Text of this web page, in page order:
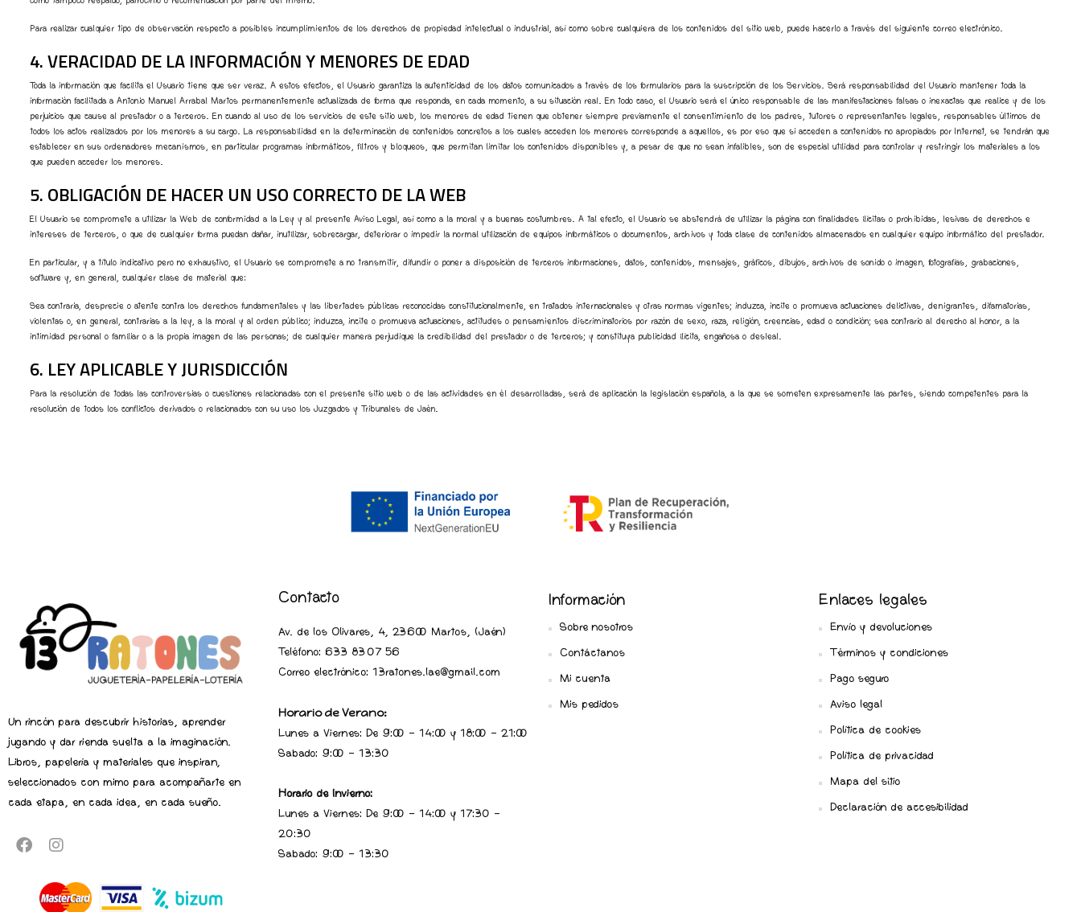
Para realizar cualquier tipo de observación respecto a posibles incumplimientos de los derechos de propiedad intelectual o industrial, así como sobre cualquiera de los contenidos del sitio web, puede hacerlo a través del siguiente correo electrónico.
4. VERACIDAD DE LA INFORMACIÓN Y MENORES DE EDAD
Toda la información que facilita el Usuario tiene que ser veraz. A estos efectos, el Usuario garantiza la autenticidad de los datos comunicados a través de los formularios para la suscripción de los Servicios. Será responsabilidad del Usuario mantener toda la
información facilitada a Antonio Manuel Arrabal Martos permanentemente actualizada de forma que responda, en cada momento, a su situación real. En todo caso, el Usuario será el único responsable de las manifestaciones falsas o inexactas que realice y de los
perjuicios que cause al prestador o a terceros. En cuando al uso de los servicios de este sitio web, los menores de edad tienen que obtener siempre previamente el consentimiento de los padres, tutores o representantes legales, responsables últimos de
todos los actos realizados por los menores a su cargo. La responsabilidad en la determinación de contenidos concretos a los cuales acceden los menores corresponde a aquellos, es por eso que si acceden a contenidos no apropiados por Internet, se tendrán que
establecer en sus ordenadores mecanismos, en particular programas informáticos, filtros y bloqueos, que permitan limitar los contenidos disponibles y, a pesar de que no sean infalibles, son de especial utilidad para controlar y restringir los materiales a los
que pueden acceder los menores.
5. OBLIGACIÓN DE HACER UN USO CORRECTO DE LA WEB
El Usuario se compromete a utilizar la Web de conformidad a la Ley y al presente Aviso Legal, así como a la moral y a buenas costumbres. A tal efecto, el Usuario se abstendrá de utilizar la página con finalidades ilícitas o prohibidas, lesivas de derechos e
intereses de terceros, o que de cualquier forma puedan dañar, inutilizar, sobrecargar, deteriorar o impedir la normal utilización de equipos informáticos o documentos, archivos y toda clase de contenidos almacenados en cualquier equipo informático del prestador.
En particular, y a título indicativo pero no exhaustivo, el Usuario se compromete a no transmitir, difundir o poner a disposición de terceros informaciones, datos, contenidos, mensajes, gráficos, dibujos, archivos de sonido o imagen, fotografías, grabaciones,
software y, en general, cualquier clase de material que:
Sea contraria, desprecie o atente contra los derechos fundamentales y las libertades públicas reconocidas constitucionalmente, en tratados internacionales y otras normas vigentes; induzca, incite o promueva actuaciones delictivas, denigrantes, difamatorias,
violentas o, en general, contrarias a la ley, a la moral y al orden público; induzca, incite o promueva actuaciones, actitudes o pensamientos discriminatorios por razón de sexo, raza, religión, creencias, edad o condición; sea contrario al derecho al honor, a la
intimidad personal o familiar o a la propia imagen de las personas; de cualquier manera perjudique la credibilidad del prestador o de terceros; y constituya publicidad ilícita, engañosa o desleal.
6. LEY APLICABLE Y JURISDICCIÓN
Para la resolución de todas las controversias o cuestiones relacionadas con el presente sitio web o de las actividades en él desarrolladas, será de aplicación la legislación española, a la que se someten expresamente las partes, siendo competentes para la
resolución de todos los conflictos derivados o relacionados con su uso los Juzgados y Tribunales de Jaén.
Un rincón para descubrir historias, aprender
jugando y dar rienda suelta a la imaginación.
Libros, papelería y materiales que inspiran,
seleccionados con mimo para acompañarte en
cada etapa, en cada idea, en cada sueño.
Contacto
Av. de los Olivares, 4, 23600 Martos, (Jaén)
Teléfono: 633 83 07 56
Correo electrónico: 13ratones.lae@gmail.com
Horario de Verano:
Lunes a Viernes: De 9:00 - 14:00 y 18:00 - 21:00
Sabado: 9:00 - 13:30
Horario de Invierno:
Lunes a Viernes: De 9:00 - 14:00 y 17:30 -
20:30
Sabado: 9:00 - 13:30
Información
Sobre nosotros
Contáctanos
Mi cuenta
Mis pedidos
Enlaces legales
Envío y devoluciones
Términos y condiciones
Pago seguro
Aviso legal
Política de cookies
Política de privacidad
Mapa del sitio
Declaración de accesibilidad